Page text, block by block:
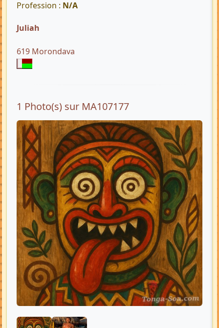
Profession : N/A
Juliah
619 Morondava
1 Photo(s) sur MA107177